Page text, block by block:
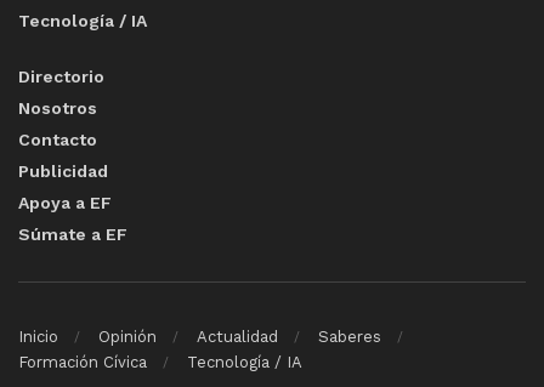
Tecnología / IA
Directorio
Nosotros
Contacto
Publicidad
Apoya a EF
Súmate a EF
Inicio Opinión Actualidad
Saberes
Formación Cívica
Tecnología / IA